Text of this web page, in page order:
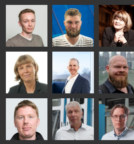
Taneli
Ylinen
HEAT
TREATMENT
SOLUTIONS
- GLASTON
Uwe Risle
INSULATING
GLASS
TECHNOLOGY
- GLASTON
Mauri
Saksala
Kalle
Kaijanen
Kuusela
GLASTON
Anna
Holmqvist
GLASTON
AgnetaS
COMMUNICATIONS
- GLASTON
Robert
Jenks
Pekka